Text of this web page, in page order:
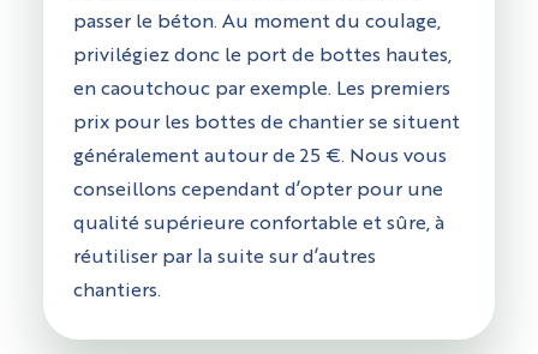
passer le béton. Au moment du coulage,
privilégiez donc le port de bottes hautes,
en caoutchouc par exemple. Les premiers
prix pour les bottes de chantier se situent
généralement autour de 25 €. Nous vous
conseillons cependant d’opter pour une
qualité supérieure confortable et sûre, à
réutiliser par la suite sur d’autres
chantiers.